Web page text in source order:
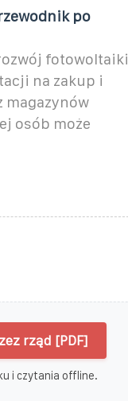
po
fotowoltaiki
na zakup i
magazynów
osób może
rząd [PDF]
i czytania offline.